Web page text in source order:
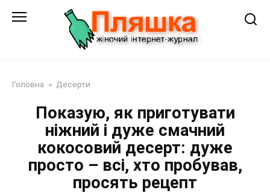
Головна » Десерти
Показую, як приготувати
ніжний і дуже смачний
кокосовий десерт: дуже
просто – всі, хто пробував,
просять рецепт